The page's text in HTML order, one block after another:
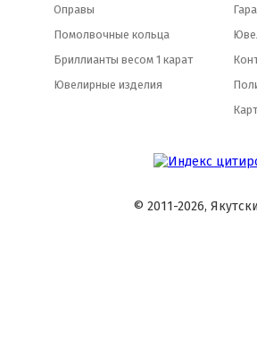
Оправы
Помолвочные кольца
Бриллианты весом 1 карат
Ювелирные изделия
© 2011-2026,